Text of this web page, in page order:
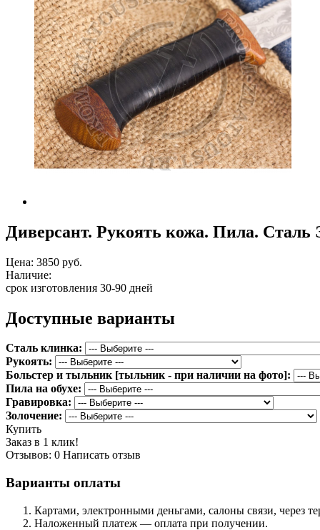
Диверсант. Рукоять кожа. Пила. Сталь
Цена: 3850 руб.
Наличие:
срок изготовления 30-90 дней
Доступные варианты
Сталь клинка:
Рукоять:
Больстер и тыльник [тыльник - при наличии на фото]:
Пила на обухе:
Гравировка:
Золочение:
Купить
Заказ в 1 клик!
Отзывов: 0 Написать отзыв
Варианты оплаты
Картами, электронными деньгами, салоны связи, через
Наложенный платеж — оплата при получении.